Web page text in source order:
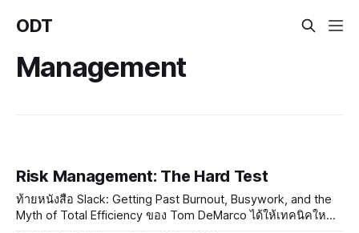
ODT
Management
Risk Management: The Hard Test
ท้ายหนังสือ Slack: Getting Past Burnout, Busywork, and the
Myth of Total Efficiency ของ Tom DeMarco ได้ให้เทคนิคใหม่